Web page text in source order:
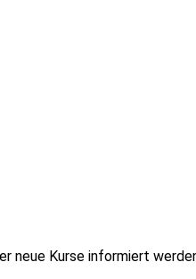
neue Kurse informiert